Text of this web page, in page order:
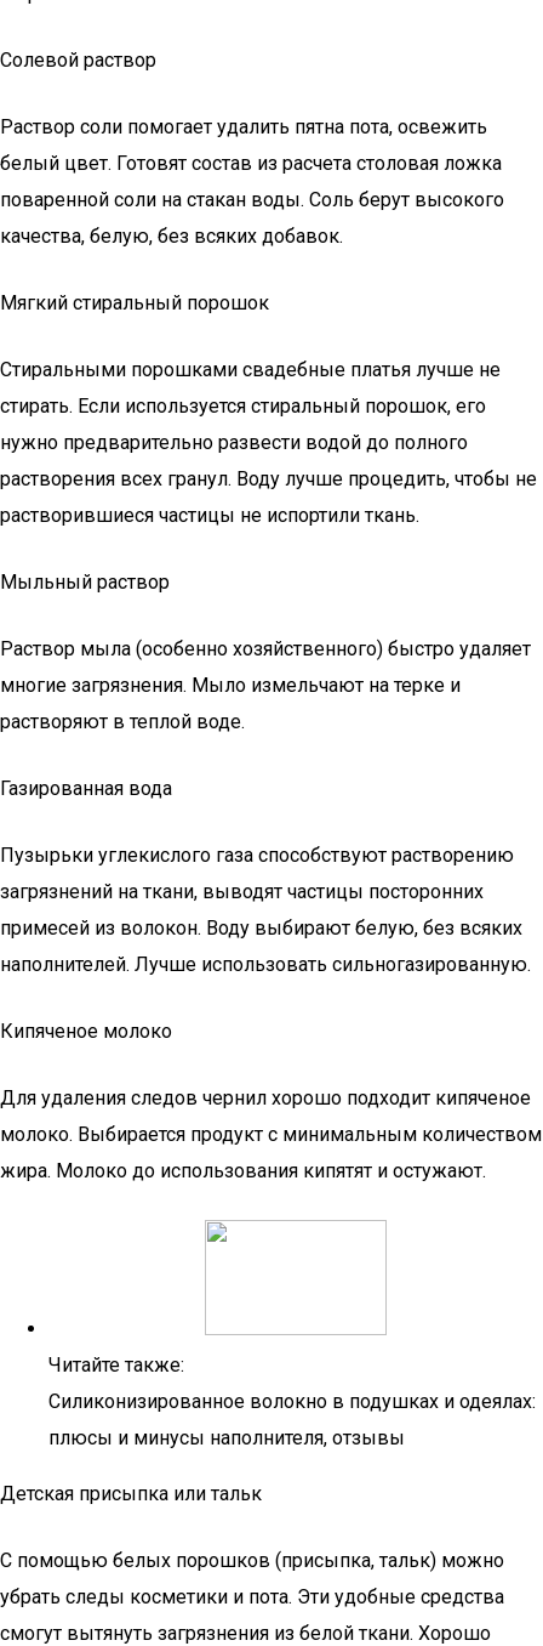
Солевой раствор
Раствор соли помогает удалить пятна пота, освежить
белый цвет. Готовят состав из расчета столовая ложка
поваренной соли на стакан воды. Соль берут высокого
качества, белую, без всяких добавок.
Мягкий стиральный порошок
Стиральными порошками свадебные платья лучше не
стирать. Если используется стиральный порошок, его
нужно предварительно развести водой до полного
растворения всех гранул. Воду лучше процедить, чтобы не
растворившиеся частицы не испортили ткань.
Мыльный раствор
Раствор мыла (особенно хозяйственного) быстро удаляет
многие загрязнения. Мыло измельчают на терке и
растворяют в теплой воде.
Газированная вода
Пузырьки углекислого газа способствуют растворению
загрязнений на ткани, выводят частицы посторонних
примесей из волокон. Воду выбирают белую, без всяких
наполнителей. Лучше использовать сильногазированную.
Кипяченое молоко
Для удаления следов чернил хорошо подходит кипяченое
молоко. Выбирается продукт с минимальным количеством
жира. Молоко до использования кипятят и остужают.
Читайте также:
Силиконизированное волокно в подушках и одеялах:
плюсы и минусы наполнителя, отзывы
Детская присыпка или тальк
С помощью белых порошков (присыпка, тальк) можно
убрать следы косметики и пота. Эти удобные средства
смогут вытянуть загрязнения из белой ткани. Хорошо